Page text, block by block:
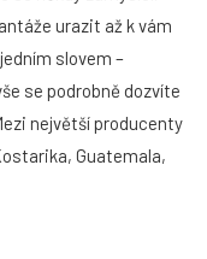
urazit až k vám
slovem –
se podrobně dozvíte
největší producenty
Guatemala,